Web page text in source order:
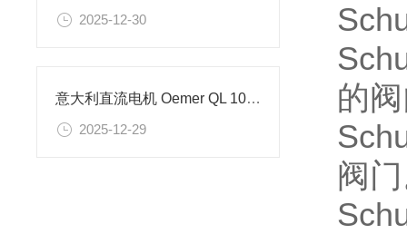
2025-12-30
意大利直流电机 Oemer QL 100 M 的参数详情
2025-12-29
的
阀